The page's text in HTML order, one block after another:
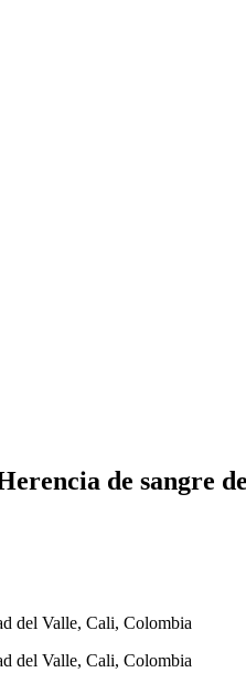
de sangre
del Valle, Cali, Colombia
del Valle, Cali, Colombia